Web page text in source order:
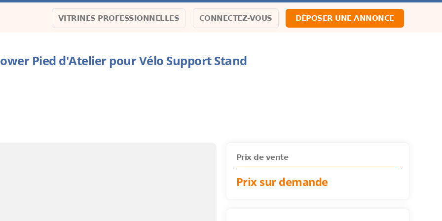
VITRINES PROFESSIONNELLES CONNECTEZ-VOUS DÉPOSER UNE ANNONCE
Pied d'Atelier pour Vélo Support Stand
Prix de vente
Prix sur demande